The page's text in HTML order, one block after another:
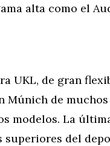
alta como el
UKL, de gran
Múnich de
modelos. La
del